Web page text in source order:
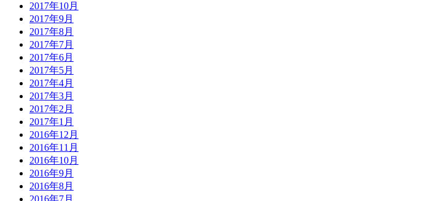
2017年10月
2017年9月
2017年8月
2017年7月
2017年6月
2017年5月
2017年4月
2017年3月
2017年2月
2017年1月
2016年12月
2016年11月
2016年10月
2016年9月
2016年8月